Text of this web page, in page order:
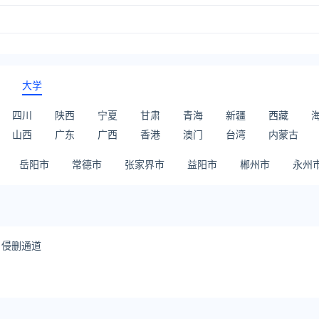
大学
四川 陕西 宁夏 甘肃 青海 新疆 西藏
山西
广东 广西 香港 澳门 台湾 内蒙古
岳阳市 常德市 张家界市 益阳市 郴州市 永州
侵删通道